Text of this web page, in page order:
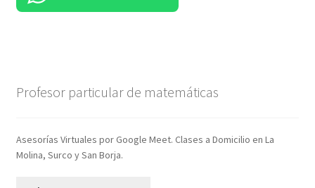
Profesor particular de matemáticas
Asesorías Virtuales por Google Meet. Clases a Domicilio en La
Molina, Surco y San Borja.